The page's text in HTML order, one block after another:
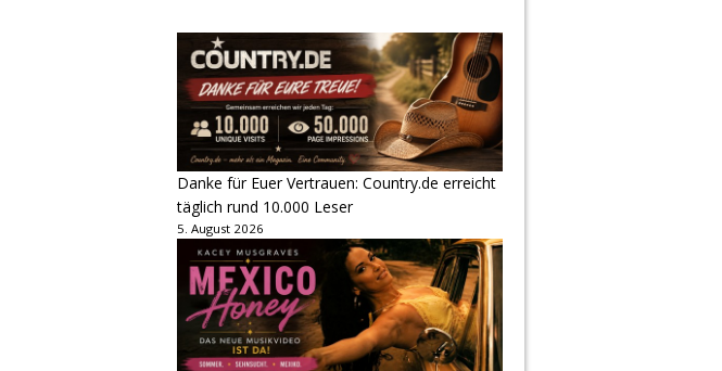
Danke für Euer Vertrauen: Country.de erreicht
täglich rund 10.000 Leser
5. August 2026